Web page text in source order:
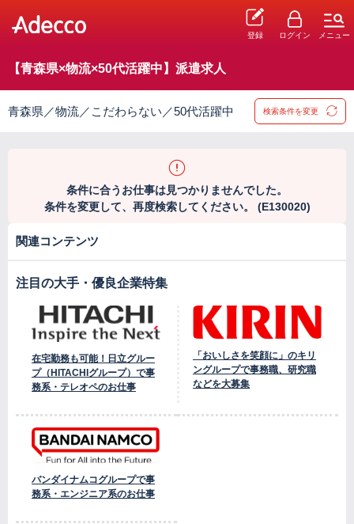
登録 ログイン メニュー
【青森県×物流×50代活躍中】派遣求人
青森県／物流／こだわらない／50代活躍中 検索条件を変更
条件に合うお仕事は見つかりませんでした。
条件を変更して、再度検索してください。 (E130020)
関連コンテンツ
注目の大手・優良企業特集
在宅勤務も可能！日立グルー
プ（HITACHIグループ）で事
務系・テレオペのお仕事
「おいしさを笑顔に」のキリ
ングループで事務職、研究職
などを大募集
バンダイナムコグループで事
務系・エンジニア系のお仕事